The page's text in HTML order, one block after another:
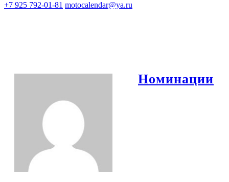
+7 925 792-01-81 motocalendar@ya.ru
Номинации